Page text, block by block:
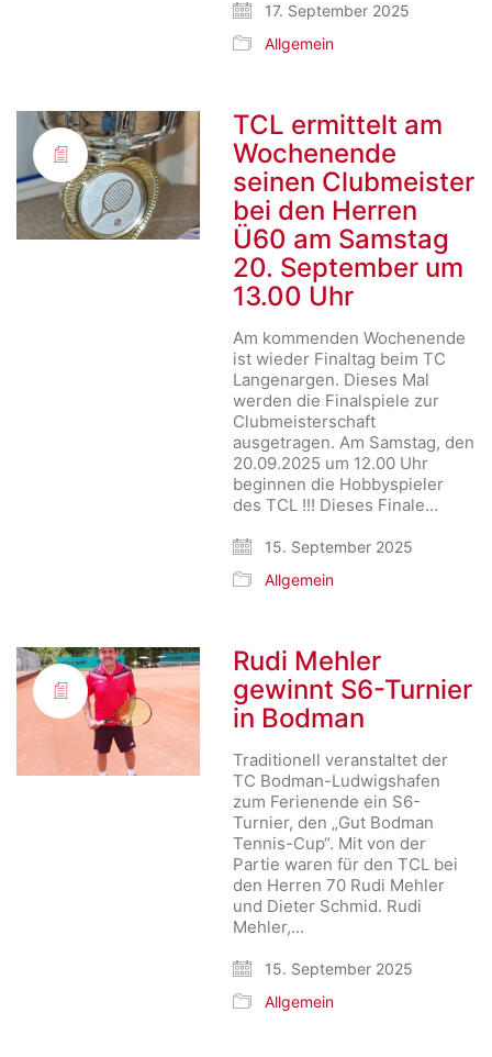
17. September 2025
Allgemein
TCL ermittelt am
Wochenende
seinen Clubmeister
bei den Herren
Ü60 am Samstag
20. September um
13.00 Uhr
Am kommenden Wochenende
ist wieder Finaltag beim TC
Langenargen. Dieses Mal
werden die Finalspiele zur
Clubmeisterschaft
ausgetragen. Am Samstag, den
20.09.2025 um 12.00 Uhr
beginnen die Hobbyspieler
des TCL !!! Dieses Finale…
15. September 2025
Allgemein
Rudi Mehler
gewinnt S6-Turnier
in Bodman
Traditionell veranstaltet der
TC Bodman-Ludwigshafen
zum Ferienende ein S6-
Turnier, den „Gut Bodman
Tennis-Cup“. Mit von der
Partie waren für den TCL bei
den Herren 70 Rudi Mehler
und Dieter Schmid. Rudi
Mehler,…
15. September 2025
Allgemein